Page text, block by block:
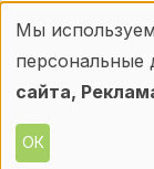
соглашение
данных
Мы
персональные
сайта,
ОК